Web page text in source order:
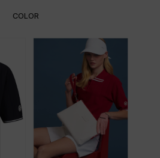
COLOR